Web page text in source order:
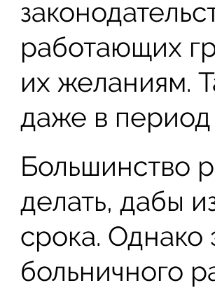
работающих
их желаниям.
даже в
Большинство
делать, дабы
срока. Однако
больничного